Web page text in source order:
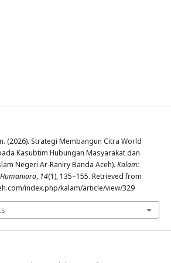
(2026). Strategi Membangun Citra World
Kasubtim Hubungan Masyarakat dan
Negeri Ar-Raniry Banda Aceh). Kalam:
, 14(1), 135–155. Retrieved from
index.php/kalam/article/view/329